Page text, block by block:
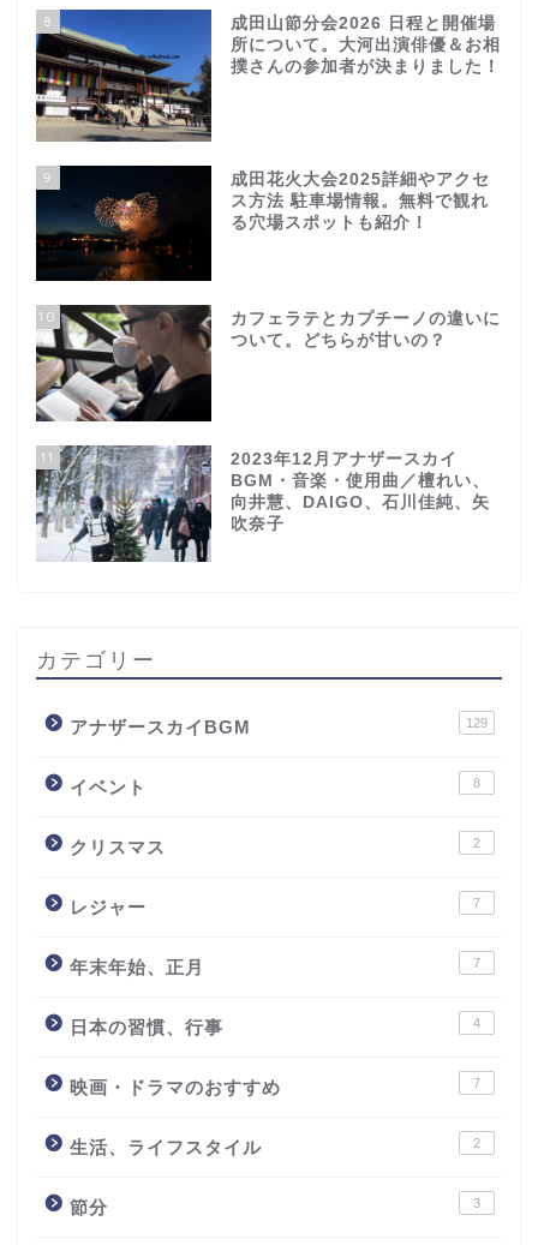
8
成田山節分会2026 日程と開催場
所について。大河出演俳優＆お相
撲さんの参加者が決まりました！
9
成田花火大会2025詳細やアクセ
ス方法 駐車場情報。無料で観れ
る穴場スポットも紹介！
10
カフェラテとカプチーノの違いに
ついて。どちらが甘いの？
11
2023年12月アナザースカイ
BGM・音楽・使用曲／檀れい、
向井慧、DAIGO、石川佳純、矢
吹奈子
カテゴリー
アナザースカイBGM 129
イベント 8
クリスマス 2
レジャー 7
年末年始、正月 7
日本の習慣、行事 4
映画・ドラマのおすすめ 7
生活、ライフスタイル 2
節分 3